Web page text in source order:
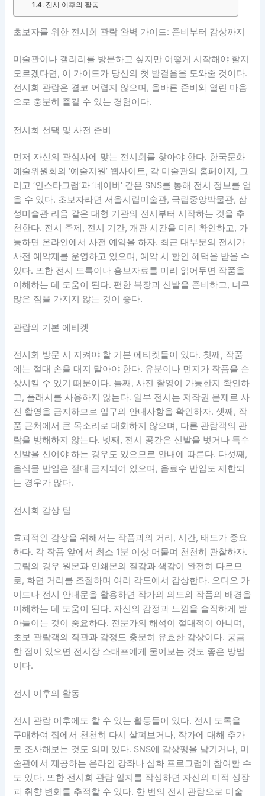
전시 이후의 활동
초보자를 위한 전시회 관람 완벽 가이드: 준비부터 감상까지
미술관이나 갤러리를 방문하고 싶지만 어떻게 시작해야 할지
모르겠다면, 이 가이드가 당신의 첫 발걸음을 도와줄 것이다.
전시회 관람은 결코 어렵지 않으며, 올바른 준비와 열린 마음
으로 충분히 즐길 수 있는 경험이다.
전시회 선택 및 사전 준비
먼저 자신의 관심사에 맞는 전시회를 찾아야 한다. 한국문화
예술위원회의 ‘예술지원’ 웹사이트, 각 미술관의 홈페이지, 그
리고 ‘인스타그램’과 ‘네이버’ 같은 SNS를 통해 전시 정보를 얻
을 수 있다. 초보자라면 서울시립미술관, 국립중앙박물관, 삼
성미술관 리움 같은 대형 기관의 전시부터 시작하는 것을 추
천한다. 전시 주제, 전시 기간, 개관 시간을 미리 확인하고, 가
능하면 온라인에서 사전 예약을 하자. 최근 대부분의 전시가
사전 예약제를 운영하고 있으며, 예약 시 할인 혜택을 받을 수
있다. 또한 전시 도록이나 홍보자료를 미리 읽어두면 작품을
이해하는 데 도움이 된다. 편한 복장과 신발을 준비하고, 너무
많은 짐을 가지지 않는 것이 좋다.
관람의 기본 에티켓
전시회 방문 시 지켜야 할 기본 에티켓들이 있다. 첫째, 작품
에는 절대 손을 대지 말아야 한다. 유분이나 먼지가 작품을 손
상시킬 수 있기 때문이다. 둘째, 사진 촬영이 가능한지 확인하
고, 플래시를 사용하지 않는다. 일부 전시는 저작권 문제로 사
진 촬영을 금지하므로 입구의 안내사항을 확인하자. 셋째, 작
품 근처에서 큰 목소리로 대화하지 않으며, 다른 관람객의 관
람을 방해하지 않는다. 넷째, 전시 공간은 신발을 벗거나 특수
신발을 신어야 하는 경우도 있으므로 안내에 따른다. 다섯째,
음식물 반입은 절대 금지되어 있으며, 음료수 반입도 제한되
는 경우가 많다.
전시회 감상 팁
효과적인 감상을 위해서는 작품과의 거리, 시간, 태도가 중요
하다. 각 작품 앞에서 최소 1분 이상 머물며 천천히 관찰하자.
그림의 경우 원본과 인쇄본의 질감과 색감이 완전히 다르므
로, 화면 거리를 조절하며 여러 각도에서 감상한다. 오디오 가
이드나 전시 안내문을 활용하면 작가의 의도와 작품의 배경을
이해하는 데 도움이 된다. 자신의 감정과 느낌을 솔직하게 받
아들이는 것이 중요하다. 전문가의 해석이 절대적이 아니며,
초보 관람객의 직관과 감정도 충분히 유효한 감상이다. 궁금
한 점이 있으면 전시장 스태프에게 물어보는 것도 좋은 방법
이다.
전시 이후의 활동
전시 관람 이후에도 할 수 있는 활동들이 있다. 전시 도록을
구매하여 집에서 천천히 다시 살펴보거나, 작가에 대해 추가
로 조사해보는 것도 의미 있다. SNS에 감상평을 남기거나, 미
술관에서 제공하는 온라인 강좌나 심화 프로그램에 참여할 수
도 있다. 또한 전시회 관람 일지를 작성하면 자신의 미적 성장
과 취향 변화를 추적할 수 있다. 한 번의 전시 관람으로 미술